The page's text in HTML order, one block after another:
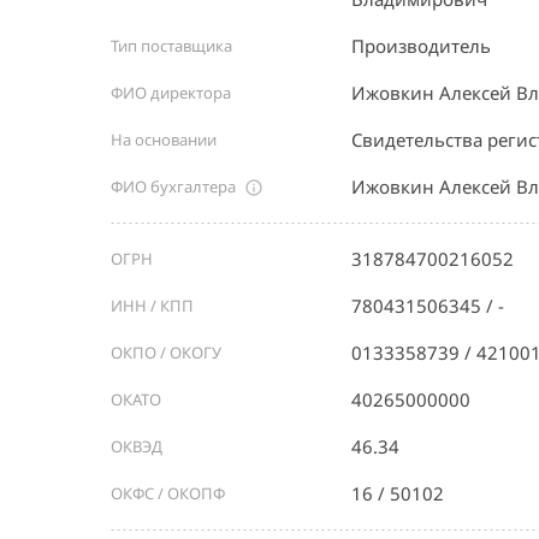
Тип поставщика Производитель
ФИО директора Ижовкин Алексей
На основании Свидетельства
ФИО бухгалтера Ижовкин Алексей
ОГРН 318784700216052
ИНН / КПП 780431506345 / -
ОКПО / ОКОГУ 0133358739 /
ОКАТО 40265000000
ОКВЭД 46.34
ОКФС / ОКОПФ 16 / 50102